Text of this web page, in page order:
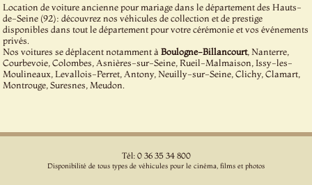
Location de voiture ancienne pour mariage dans le département des Hauts-
de-Seine (92): découvrez nos véhicules de collection et de prestige
disponibles dans tout le département pour votre cérémonie et vos événements
privés.
Nos voitures se déplacent notamment àBoulogne-Billancourt, Nanterre,
Courbevoie, Colombes, Asnières-sur-Seine, Rueil-Malmaison, Issy-les-
Moulineaux, Levallois-Perret, Antony, Neuilly-sur-Seine, Clichy, Clamart,
Montrouge, Suresnes, Meudon.
Tél: 0 36 35 34 800
Disponibilité de tous types de véhicules pour le cinéma, films et photos